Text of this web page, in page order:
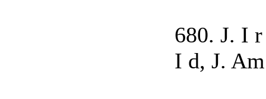
680. J. I
I d, J.